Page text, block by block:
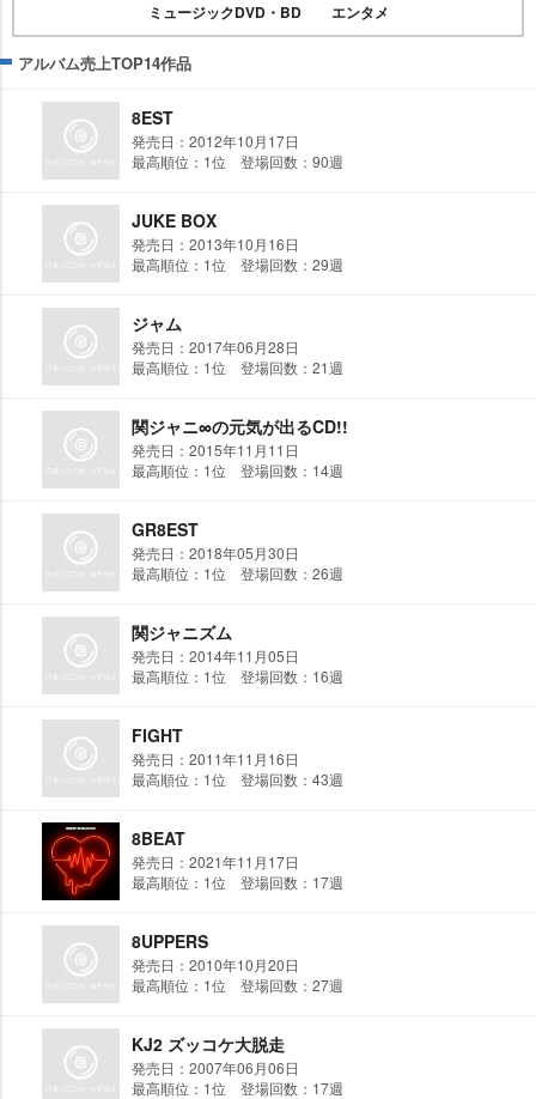
ミュージックDVD・BD エンタメ
アルバム売上TOP14作品
8EST
発売日：2012年10月17日
最高順位：1位 登場回数：90週
JUKE BOX
発売日：2013年10月16日
最高順位：1位 登場回数：29週
ジャム
発売日：2017年06月28日
最高順位：1位 登場回数：21週
関ジャニ∞の元気が出るCD!!
発売日：2015年11月11日
最高順位：1位 登場回数：14週
GR8EST
発売日：2018年05月30日
最高順位：1位 登場回数：26週
関ジャニズム
発売日：2014年11月05日
最高順位：1位 登場回数：16週
FIGHT
発売日：2011年11月16日
最高順位：1位 登場回数：43週
8BEAT
発売日：2021年11月17日
最高順位：1位 登場回数：17週
8UPPERS
発売日：2010年10月20日
最高順位：1位 登場回数：27週
KJ2 ズッコケ大脱走
発売日：2007年06月06日
最高順位：1位 登場回数：17週